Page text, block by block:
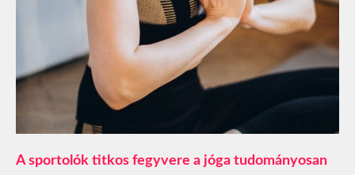
A sportolók titkos fegyvere a jóga tudományosan